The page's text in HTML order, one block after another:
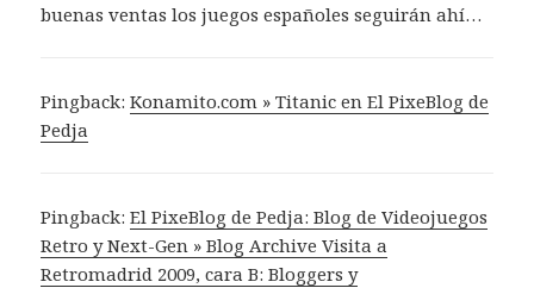
buenas ventas los juegos españoles seguirán ahí…
Pingback:Konamito.com » Titanic en El PixeBlog de
Pedja
Pingback:El PixeBlog de Pedja: Blog de Videojuegos
Retro y Next-Gen » Blog Archive Visita a
Retromadrid 2009, cara B: Bloggers y